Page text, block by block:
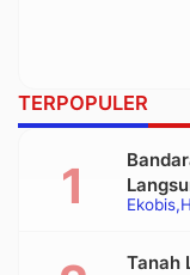
TERPOPULER
Ekobis
Tanah